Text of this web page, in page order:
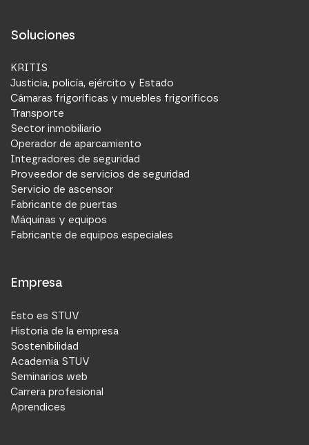
Soluciones
KRITIS
Justicia, policía, ejército y Estado
Cámaras frigoríficas y muebles frigoríficos
Transporte
Sector inmobiliario
Operador de aparcamiento
Integradores de seguridad
Proveedor de servicios de seguridad
Servicio de ascensor
Fabricante de puertas
Máquinas y equipos
Fabricante de equipos especiales
Empresa
Esto es STUV
Historia de la empresa
Sostenibilidad
Academia STUV
Seminarios web
Carrera profesional
Aprendices